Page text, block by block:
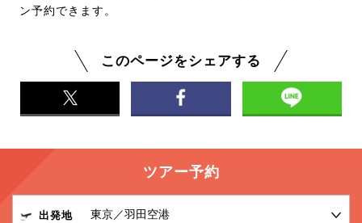
ン予約できます。
このページをシェアする
ツアー予約
出発地